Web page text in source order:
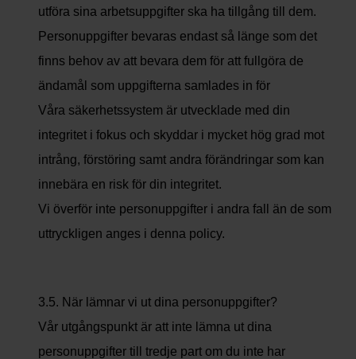
utföra sina arbetsuppgifter ska ha tillgång till dem.
Personuppgifter bevaras endast så länge som det
finns behov av att bevara dem för att fullgöra de
ändamål som uppgifterna samlades in för
Våra säkerhetssystem är utvecklade med din
integritet i fokus och skyddar i mycket hög grad mot
intrång, förstöring samt andra förändringar som kan
innebära en risk för din integritet.
Vi överför inte personuppgifter i andra fall än de som
uttryckligen anges i denna policy.
3.5. När lämnar vi ut dina personuppgifter?
Vår utgångspunkt är att inte lämna ut dina
personuppgifter till tredje part om du inte har